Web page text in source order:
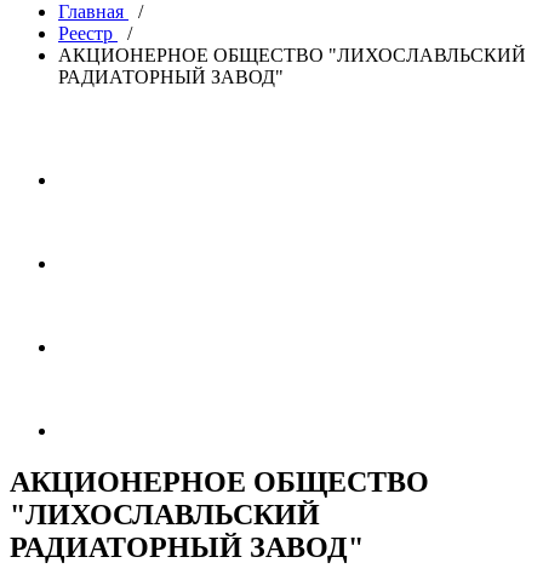
Главная
/
Реестр
/
АКЦИОНЕРНОЕ ОБЩЕСТВО "ЛИХОСЛАВЛЬСКИЙ
РАДИАТОРНЫЙ ЗАВОД"
АКЦИОНЕРНОЕ ОБЩЕСТВО
"ЛИХОСЛАВЛЬСКИЙ
РАДИАТОРНЫЙ ЗАВОД"